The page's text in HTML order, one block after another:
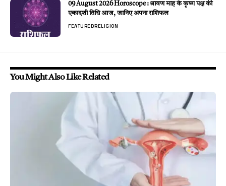
09 August 2026 Horoscope : श्रावण माह के कृष्ण पक्ष की
एकादशी तिथि आज, जानिए अपना राशिफल
FEATUREDRELIGION
You Might Also Like Related